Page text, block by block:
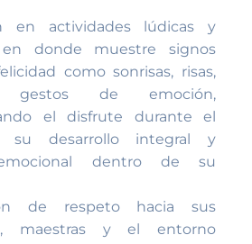
en actividades lúdicas y
en donde muestre signos
como sonrisas, risas,
de emoción,
el disfrute durante el
su desarrollo integral y
dentro de su
de respeto hacia sus
maestras y el entorno